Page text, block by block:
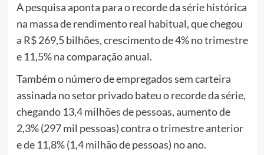
A pesquisa aponta para o recorde da série histórica
na massa de rendimento real habitual, que chegou
a R$ 269,5 bilhões, crescimento de 4% no trimestre
e 11,5% na comparação anual.
Também o número de empregados sem carteira
assinada no setor privado bateu o recorde da série,
chegando 13,4 milhões de pessoas, aumento de
2,3% (297 mil pessoas) contra o trimestre anterior
e de 11,8% (1,4 milhão de pessoas) no ano.